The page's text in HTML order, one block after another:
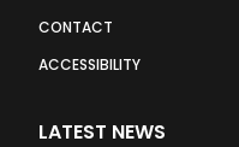
CONTACT
ACCESSIBILITY
LATEST NEWS